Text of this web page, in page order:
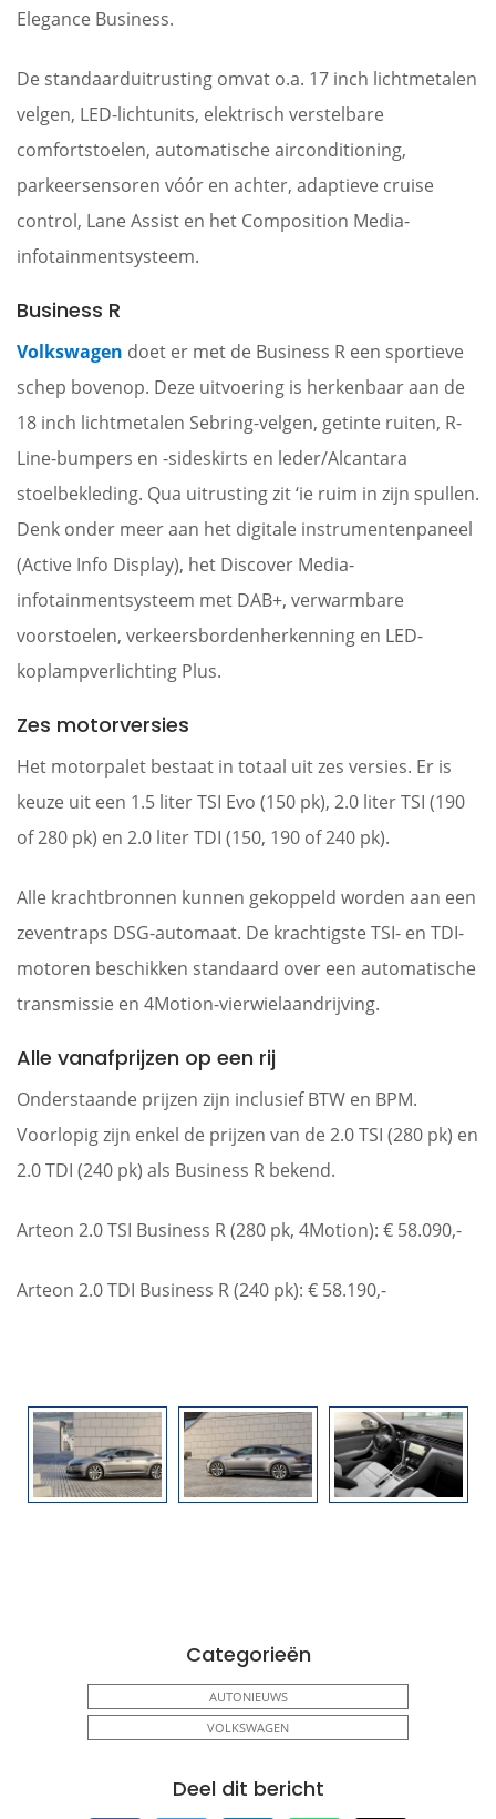
Elegance Business.
De standaarduitrusting omvat o.a. 17 inch lichtmetalen
velgen, LED-lichtunits, elektrisch verstelbare
comfortstoelen, automatische airconditioning,
parkeersensoren vóór en achter, adaptieve cruise
control, Lane Assist en het Composition Media-
infotainmentsysteem.
Business R
Volkswagen doet er met de Business R een sportieve
schep bovenop. Deze uitvoering is herkenbaar aan de
18 inch lichtmetalen Sebring-velgen, getinte ruiten, R-
Line-bumpers en -sideskirts en leder/Alcantara
stoelbekleding. Qua uitrusting zit ‘ie ruim in zijn spullen.
Denk onder meer aan het digitale instrumentenpaneel
(Active Info Display), het Discover Media-
infotainmentsysteem met DAB+, verwarmbare
voorstoelen, verkeersbordenherkenning en LED-
koplampverlichting Plus.
Zes motorversies
Het motorpalet bestaat in totaal uit zes versies. Er is
keuze uit een 1.5 liter TSI Evo (150 pk), 2.0 liter TSI (190
of 280 pk) en 2.0 liter TDI (150, 190 of 240 pk).
Alle krachtbronnen kunnen gekoppeld worden aan een
zeventraps DSG-automaat. De krachtigste TSI- en TDI-
motoren beschikken standaard over een automatische
transmissie en 4Motion-vierwielaandrijving.
Alle vanafprijzen op een rij
Onderstaande prijzen zijn inclusief BTW en BPM.
Voorlopig zijn enkel de prijzen van de 2.0 TSI (280 pk) en
2.0 TDI (240 pk) als Business R bekend.
Arteon 2.0 TSI Business R (280 pk, 4Motion): € 58.090,-
Arteon 2.0 TDI Business R (240 pk): € 58.190,-
Categorieën
AUTONIEUWS
VOLKSWAGEN
Deel dit bericht